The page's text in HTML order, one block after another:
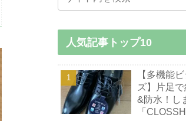
人気記事トップ10
【多機能
ズ】片足
&防水！し
「